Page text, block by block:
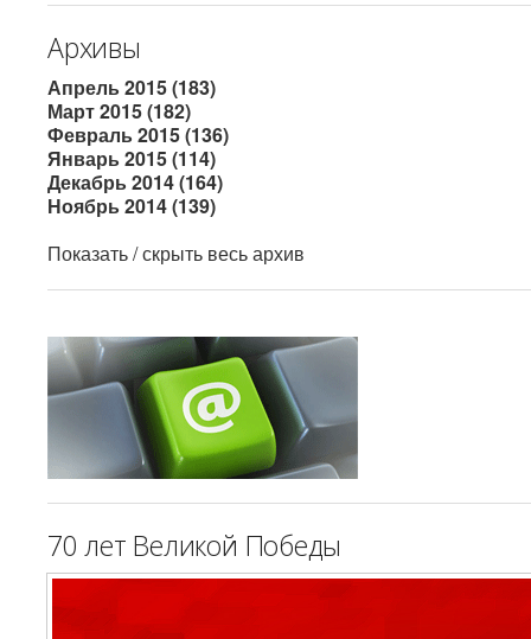
Архивы
Апрель 2015 (183)
Март 2015 (182)
Февраль 2015 (136)
Январь 2015 (114)
Декабрь 2014 (164)
Ноябрь 2014 (139)
Показать / скрыть весь архив
70 лет Великой Победы